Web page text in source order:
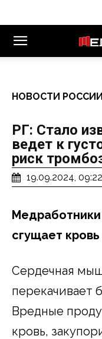
НОВОСТИ
РГ: Стало
ведет к
риск
19.09.2024, 09:22
сгущает
Сердечная
перекачивает
Вредные
кровь,